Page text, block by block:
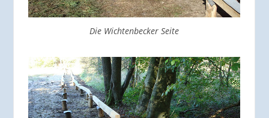
Die Wichtenbecker Seite